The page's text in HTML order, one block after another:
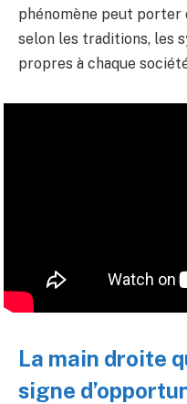
phénomène peut porter
selon les traditions, les
propres à chaque
La main droite
signe